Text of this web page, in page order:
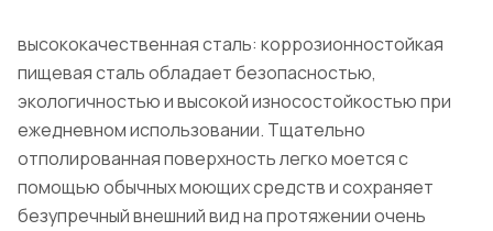
высококачественная сталь: коррозионностойкая
пищевая сталь обладает безопасностью,
экологичностью и высокой износостойкостью при
ежедневном использовании. Тщательно
отполированная поверхность легко моется с
помощью обычных моющих средств и сохраняет
безупречный внешний вид на протяжении очень